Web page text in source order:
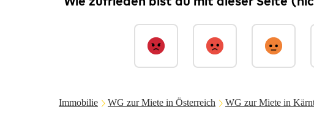
Immobilie WG zur Miete in Österreich WG zur Miete in